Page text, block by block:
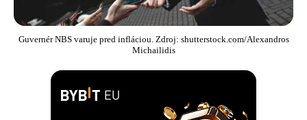
Guvernér NBS varuje pred infláciou. Zdroj: shutterstock.com/Alexandros
Michailidis